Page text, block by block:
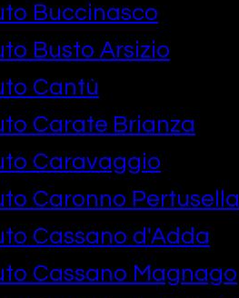
Buccinasco
Busto Arsizio
Cantù
Carate Brianza
Caravaggio
Caronno Pertusella
Cassano d'Adda
Cassano Magnago